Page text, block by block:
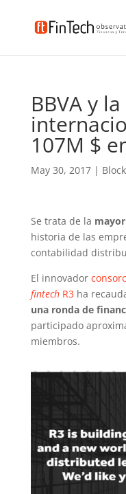
BBVA y
107M $
May 30, 2017|
Se trata de la
historia de las
contabilidad
El innovador
fintechR3 ha
una ronda de
participado
miembros.